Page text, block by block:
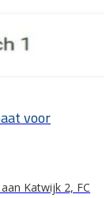
voor
Katwijk 2, FC